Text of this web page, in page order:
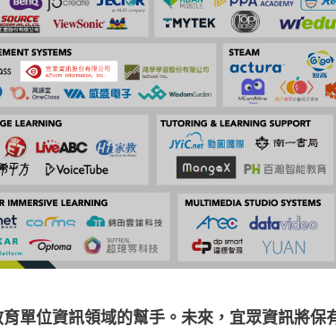
育單位資訊領域的幫手。未來，宜眾資訊將